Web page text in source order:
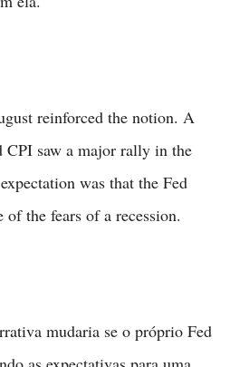
reinforced the notion. A
CPI saw a major rally in the
was that the Fed
of the fears of a recession.
mudaria se o próprio Fed